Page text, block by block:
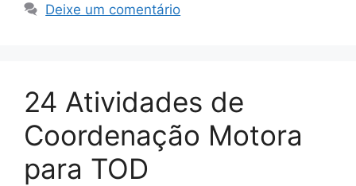
Deixe um comentário
24 Atividades de
Coordenação Motora
para TOD